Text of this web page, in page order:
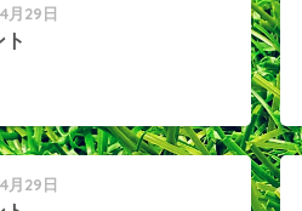
月29日
月29日